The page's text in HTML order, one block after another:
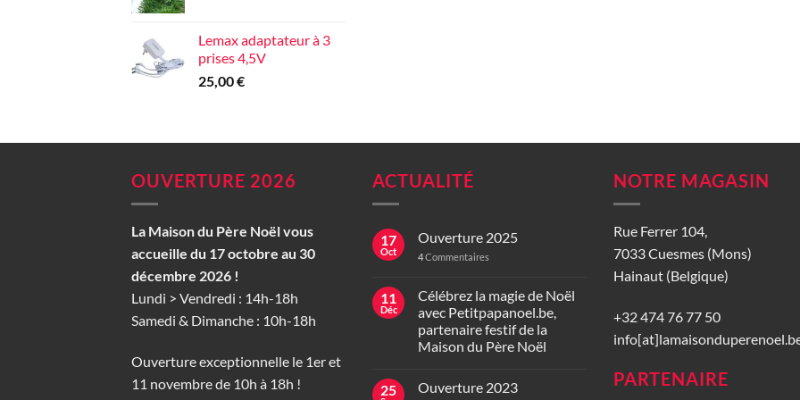
Lemax adaptateur à 3
prises 4,5V
25,00€
OUVERTURE 2026
La Maison du Père Noël vous
accueille du 17 octobre au 30
décembre 2026 !
Lundi > Vendredi : 14h-18h
Samedi & Dimanche : 10h-18h
Ouverture exceptionnelle le 1er et
11 novembre de 10h à 18h !
ACTUALITÉ
17
Oct
Ouverture 2025
4Commentaires
11
Déc
Célébrez la magie de Noël
avec Petitpapanoel.be,
partenaire festif de la
Maison du Père Noël
25 Ouverture 2023
NOTRE MAGASIN
Rue Ferrer 104,
7033 Cuesmes (Mons)
Hainaut (Belgique)
+32 474 76 77 50
PARTENAIRE